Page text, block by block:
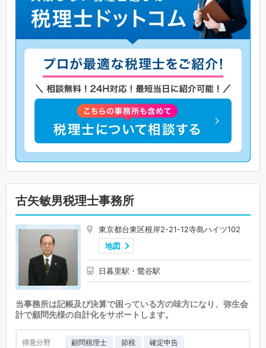
古矢敏男税理士事務所
東京都台東区根岸2-21-12寺島ハイツ102
地図
日暮里駅・鶯谷駅
当事務所は記帳及び決算で困っている方の味方になり、弥生会
計で顧問先様の自計化をサポートします。
得意分野 顧問税理士 節税 確定申告